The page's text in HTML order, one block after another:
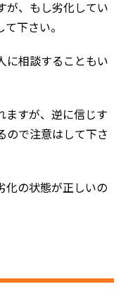
が、もし劣化してい
下さい。
に相談することもい
ますが、逆に信じす
ので注意はして下さ
化の状態が正しいの